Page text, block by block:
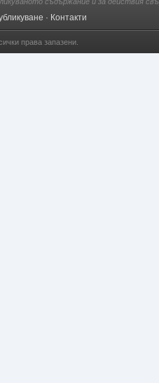
· Контакти
права запазени.